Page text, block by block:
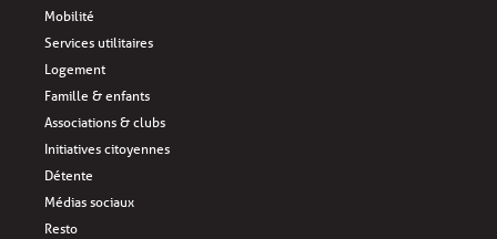
Mobilité
Services utilitaires
Logement
Famille & enfants
Associations & clubs
Initiatives citoyennes
Détente
Médias sociaux
Resto